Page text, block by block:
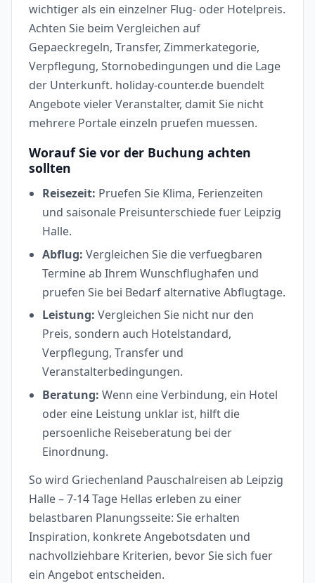
wichtiger als ein einzelner Flug- oder Hotelpreis.
Achten Sie beim Vergleichen auf
Gepaeckregeln, Transfer, Zimmerkategorie,
Verpflegung, Stornobedingungen und die Lage
der Unterkunft. holiday-counter.de buendelt
Angebote vieler Veranstalter, damit Sie nicht
mehrere Portale einzeln pruefen muessen.
Worauf Sie vor der Buchung achten
sollten
Reisezeit: Pruefen Sie Klima, Ferienzeiten
und saisonale Preisunterschiede fuer Leipzig
Halle.
Abflug: Vergleichen Sie die verfuegbaren
Termine ab Ihrem Wunschflughafen und
pruefen Sie bei Bedarf alternative Abflugtage.
Leistung: Vergleichen Sie nicht nur den
Preis, sondern auch Hotelstandard,
Verpflegung, Transfer und
Veranstalterbedingungen.
Beratung: Wenn eine Verbindung, ein Hotel
oder eine Leistung unklar ist, hilft die
persoenliche Reiseberatung bei der
Einordnung.
So wird Griechenland Pauschalreisen ab Leipzig
Halle – 7-14 Tage Hellas erleben zu einer
belastbaren Planungsseite: Sie erhalten
Inspiration, konkrete Angebotsdaten und
nachvollziehbare Kriterien, bevor Sie sich fuer
ein Angebot entscheiden.